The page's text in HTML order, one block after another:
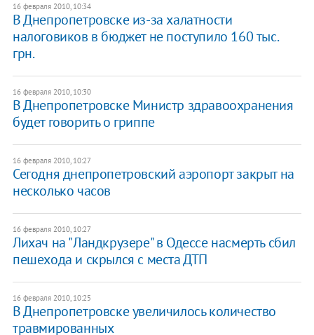
16 февраля 2010, 10:34
В Днепропетровске из-за халатности
налоговиков в бюджет не поступило 160 тыс.
грн.
16 февраля 2010, 10:30
В Днепропетровске Министр здравоохранения
будет говорить о гриппе
16 февраля 2010, 10:27
Сегодня днепропетровский аэропорт закрыт на
несколько часов
16 февраля 2010, 10:27
Лихач на "Ландкрузере" в Одессе насмерть сбил
пешехода и скрылся с места ДТП
16 февраля 2010, 10:25
В Днепропетровске увеличилось количество
травмированных